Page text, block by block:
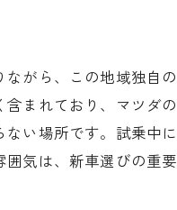
がら、この地域独自の
まれており、マツダの
い場所です。試乗中に
気は、新車選びの重要